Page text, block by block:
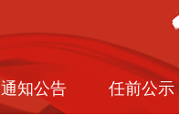
通知公告 任前公示